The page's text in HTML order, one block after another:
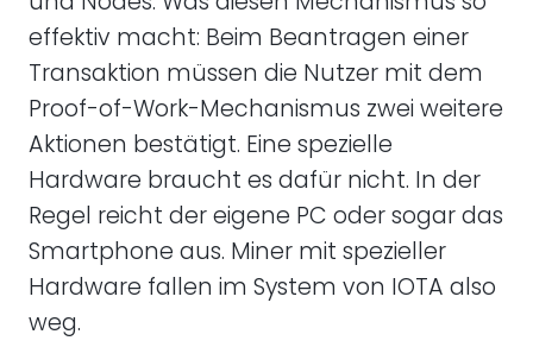
effektiv macht: Beim Beantragen einer
Transaktion müssen die Nutzer mit dem
Proof-of-Work-Mechanismus zwei weitere
Aktionen bestätigt. Eine spezielle
Hardware braucht es dafür nicht. In der
Regel reicht der eigene PC oder sogar das
Smartphone aus. Miner mit spezieller
Hardware fallen im System von IOTA also
weg.